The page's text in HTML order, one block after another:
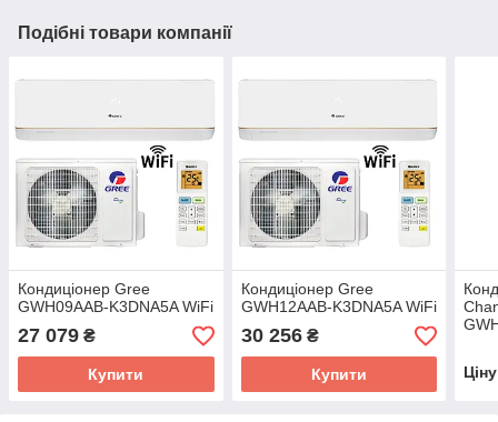
Подібні товари компанії
Кондиціонер Gree
GWH09AAB-K3DNA5A WiFi
27 079 ₴
Купити
Кондиціонер Gree
GWH12AAB-K3DNA5A WiFi
30 256₴
Купити